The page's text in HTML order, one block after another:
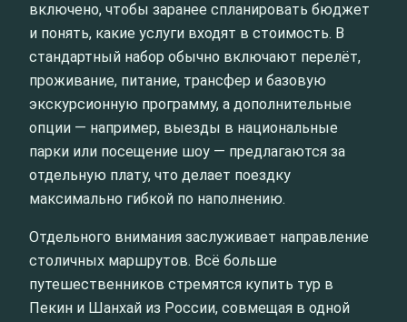
включено, чтобы заранее спланировать бюджет
и понять, какие услуги входят в стоимость. В
стандартный набор обычно включают перелёт,
проживание, питание, трансфер и базовую
экскурсионную программу, а дополнительные
опции — например, выезды в национальные
парки или посещение шоу — предлагаются за
отдельную плату, что делает поездку
максимально гибкой по наполнению.
Отдельного внимания заслуживает направление
столичных маршрутов. Всё больше
путешественников стремятся купить тур в
Пекин и Шанхай из России, совмещая в одной